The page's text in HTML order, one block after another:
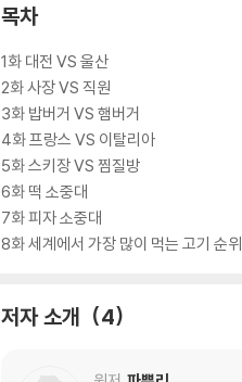
목차
1화 대전 VS 울산
2화 사장 VS 직원
3화 밥버거 VS 햄버거
4화 프랑스 VS 이탈리아
5화 스키장 VS 찜질방
6화 떡 소중대
7화 피자 소중대
8화 세계에서 가장 많이 먹는 고기 순위
저자 소개 4